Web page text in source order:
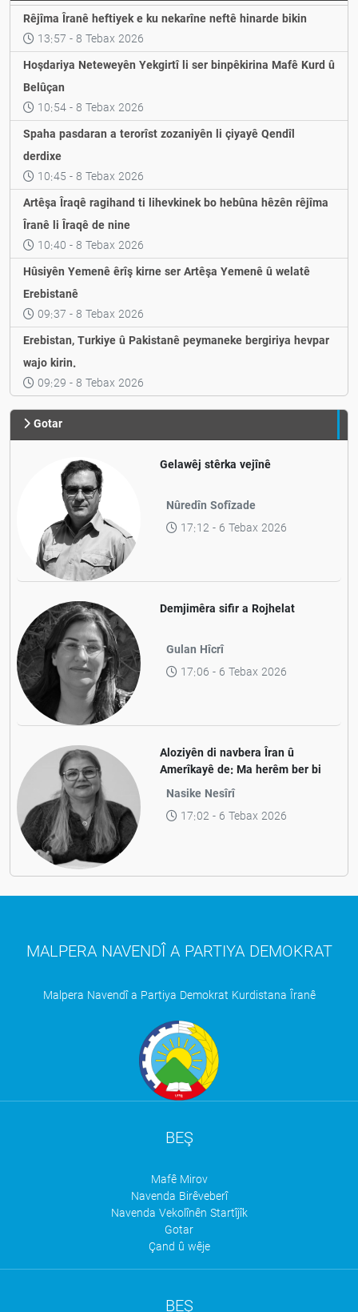
Rêjîma Îranê heftiyek e ku nekarîne neftê hinarde bikin
13:57 - 8 Tebax 2026
Hoşdariya Neteweyên Yekgirtî li ser binpêkirina Mafê Kurd û
Belûçan
10:54 - 8 Tebax 2026
Spaha pasdaran a terorîst zozaniyên li çiyayê Qendîl
derdixe
10:45 - 8 Tebax 2026
Artêşa Îraqê ragihand ti lihevkinek bo hebûna hêzên rêjîma
Îranê li Îraqê de nine
10:40 - 8 Tebax 2026
Hûsiyên Yemenê êrîş kirne ser Artêşa Yemenê û welatê
Erebistanê
09:37 - 8 Tebax 2026
Erebistan, Turkiye û Pakistanê peymaneke bergiriya hevpar
wajo kirin.
09:29 - 8 Tebax 2026
Gotar
Gelawêj stêrka vejînê
Nûredîn Sofîzade
17:12 - 6 Tebax 2026
Demjimêra sifir a Rojhelat
Gulan Hîcrî
17:06 - 6 Tebax 2026
Aloziyên di navbera Îran û
Amerîkayê de: Ma herêm ber bi
aramiyê ve diçe yan jî ber bi
Nasike Nesîrî
17:02 - 6 Tebax 2026
MALPERA NAVENDÎ A PARTIYA DEMOKRAT
Malpera Navendî a Partiya Demokrat Kurdistana Îranê
BEŞ
Mafê Mirov
Navenda Birêveberî
Navenda Vekolînên Startîjîk
Gotar
Çand û wêje
BEŞ